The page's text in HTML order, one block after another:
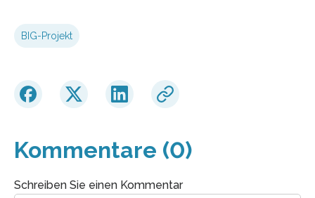
BIG-Projekt
Kommentare (0)
Schreiben Sie einen Kommentar